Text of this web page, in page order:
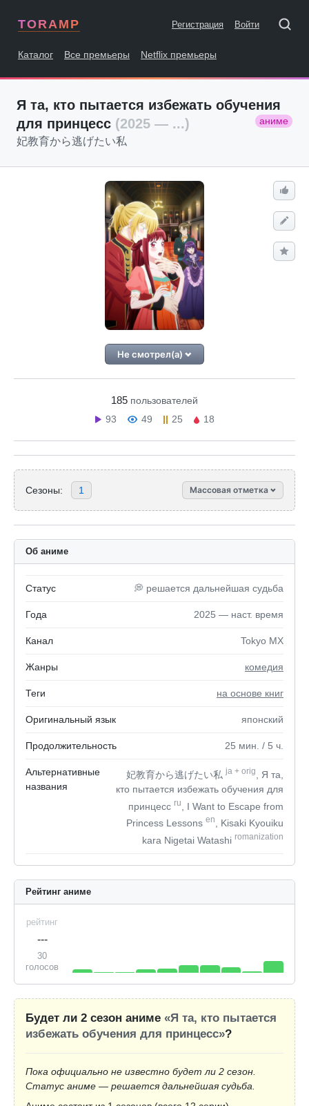
TORAMP Регистрация Войти
Каталог Все премьеры Netflix премьеры
Я та, кто пытается избежать обучения
для принцесс (2025 — ...) аниме
妃教育から逃げたい私
Не смотрел(а)
185 пользователей
93
49 25 18
Сезоны: 1 Массовая отметка
Об аниме
Статус 💭 решается дальнейшая судьба
Года 2025 — наст. время
Канал Tokyo MX
Жанры комедия
Теги на основе книг
Оригинальный язык японский
Продолжительность 25 мин. / 5 ч.
Альтернативные
названия
妃教育から逃げたい私ja + orig
, Я та,
кто пытается избежать обучения для
принцесс ru
, I Want to Escape from
Princess Lessons en
, Kisaki Kyouiku
kara Nigetai Watashi romanization
Рейтинг аниме
рейтинг
---
30
голосов
Будет ли 2 сезон аниме «Я та, кто пытается
избежать обучения для принцесс»?
Пока официально не известно будет ли 2 сезон.
Статус аниме — решается дальнейшая судьба.